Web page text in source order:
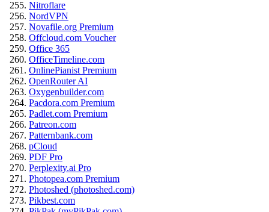
Nitroflare
NordVPN
Novafile.org Premium
Offcloud.com Voucher
Office 365
OfficeTimeline.com
OnlinePianist Premium
OpenRouter AI
Oxygenbuilder.com
Pacdora.com Premium
Padlet.com Premium
Patreon.com
Patternbank.com
pCloud
PDF Pro
Perplexity.ai Pro
Photopea.com Premium
Photoshed (photoshed.com)
Pikbest.com